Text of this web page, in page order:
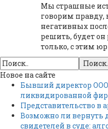
Мы страшные
говорим
негативных
решить, будет он
только, с этим
Новое на сайте
Бывший директор ООО
ликвидированной
Представительство в
Возможно ли вернуть
свидетелей в суде: